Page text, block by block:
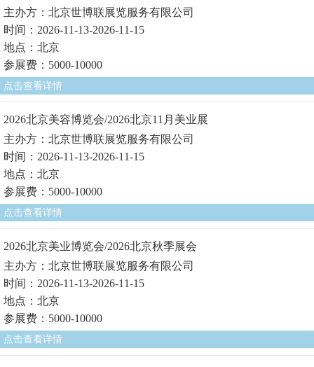
主办方：北京世博联展览服务有限公司
时间：2026-11-13-2026-11-15
地点：北京
参展费：5000-10000
点击查看详情
2026北京美容博览会/2026北京11月美业展
主办方：北京世博联展览服务有限公司
时间：2026-11-13-2026-11-15
地点：北京
参展费：5000-10000
点击查看详情
2026北京美业博览会/2026北京秋季展会
主办方：北京世博联展览服务有限公司
时间：2026-11-13-2026-11-15
地点：北京
参展费：5000-10000
点击查看详情